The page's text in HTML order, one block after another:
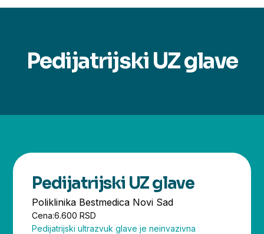
Pedijatrijski UZ glave
Pedijatrijski UZ glave
Poliklinika Bestmedica Novi Sad
Cena:6.600 RSD
Pedijatrijski ultrazvuk glave je neinvazivna